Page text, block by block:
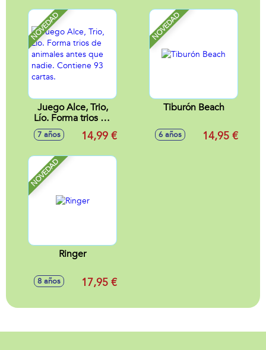
NOVEDAD
Juego Alce, Trio,
Lío. Forma trios de
animales antes que
nadie. Contiene 93
7 años 14,99 €
NOVEDAD
Tiburón Beach
6 años 14,95 €
NOVEDAD
Ringer
8 años 17,95 €